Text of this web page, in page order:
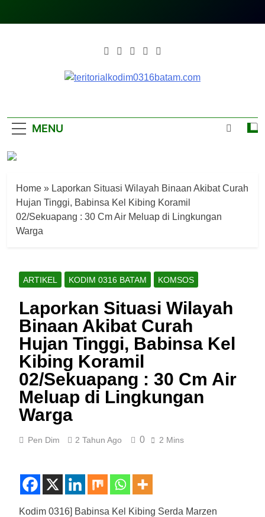
MENU
Home » Laporkan Situasi Wilayah Binaan Akibat Curah
Hujan Tinggi, Babinsa Kel Kibing Koramil
02/Sekuapang : 30 Cm Air Meluap di Lingkungan
Warga
ARTIKEL KODIM 0316 BATAM KOMSOS
Laporkan Situasi Wilayah
Binaan Akibat Curah
Hujan Tinggi, Babinsa Kel
Kibing Koramil
02/Sekuapang : 30 Cm Air
Meluap di Lingkungan
Warga
Pen Dim 2 Tahun Ago 0 2 Mins
Kodim 0316] Babinsa Kel Kibing Serda Marzen